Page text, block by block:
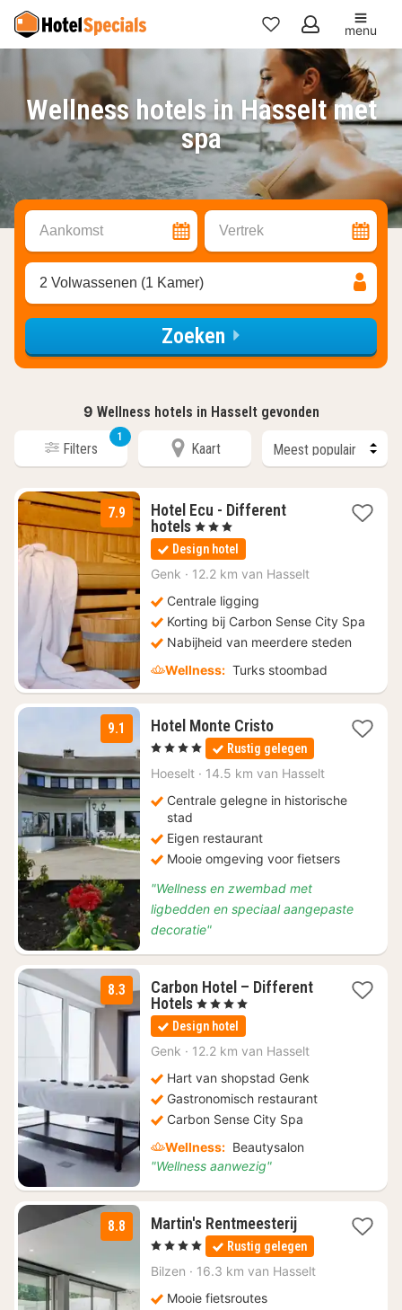
Mijn
favorieten
menu
Wellness hotels in Hasselt met
spa
Aankomst Vertrek
2 Volwassenen (1 Kamer)
Zoeken
9 Wellness hotels in Hasselt gevonden
Filters
1
Kaart
7.9
Hotel Ecu - Different
hotels1
nacht
vanaf
€
, 3 Sterren
Design hotel
Genk · 12.2 km van Hasselt
Centrale ligging
Korting bij Carbon Sense City Spa
Nabijheid van meerdere steden
Wellness: Turks stoombad
9.1 Hotel Monte Cristo1
nacht
vanaf
€
, 4 Sterren Rustig gelegen
Hoeselt · 14.5 km van Hasselt
Centrale gelegne in historische
stad
Eigen restaurant
Mooie omgeving voor fietsers
"Wellness en zwembad met
ligbedden en speciaal aangepaste
decoratie"
8.3
Carbon Hotel – Different
Hotels1
nacht
vanaf
€
, 4 Sterren
Design hotel
Genk · 12.2 km van Hasselt
Hart van shopstad Genk
Gastronomisch restaurant
Carbon Sense City Spa
Wellness: Beautysalon
"Wellness aanwezig"
8.8 Martin's Rentmeesterij1
nacht
vanaf
€
, 4 Sterren Rustig gelegen
Bilzen · 16.3 km van Hasselt
Mooie fietsroutes